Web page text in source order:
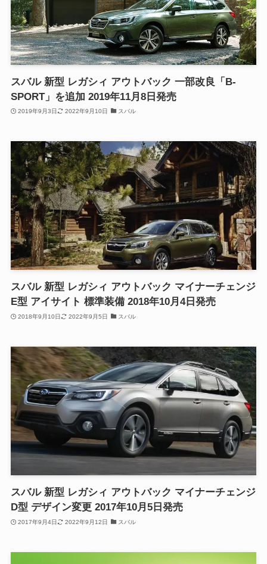
スバル 新型 レガシィ アウトバック 一部改良「B-
SPORT」を追加 2019年11月8日発売
2019年9月3日 2022年9月10日 スバル
スバル 新型 レガシィ アウトバック マイナーチェンジ
E型 アイサイト 標準装備 2018年10月4日発売
2018年9月10日 2022年9月5日 スバル
スバル 新型 レガシィ アウトバック マイナーチェンジ
D型 デザイン変更 2017年10月5日発売
2017年9月4日 2022年9月12日 スバル